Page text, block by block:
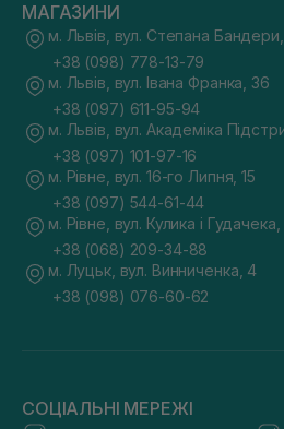
МАГАЗИНИ
м. Львів, вул. Степана
+38 (098) 778-13-79
м. Львів, вул. Івана Франка, 36
+38 (097) 611-95-94
м. Львів, вул. Академіка
+38 (097) 101-97-16
м. Рівне, вул. 16-го Липня, 15
+38 (097) 544-61-44
м. Рівне, вул. Кулика і
+38 (068) 209-34-88
м. Луцьк, вул. Винниченка, 4
+38 (098) 076-60-62
СОЦІАЛЬНІ МЕРЕЖІ